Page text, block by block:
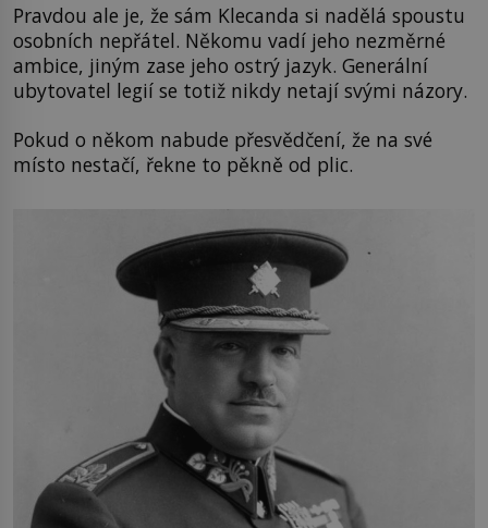
Pravdou ale je, že sám Klecanda si nadělá spoustu
osobních nepřátel. Někomu vadí jeho nezměrné
ambice, jiným zase jeho ostrý jazyk. Generální
ubytovatel legií se totiž nikdy netají svými názory.
Pokud o někom nabude přesvědčení, že na své
místo nestačí, řekne to pěkně od plic.